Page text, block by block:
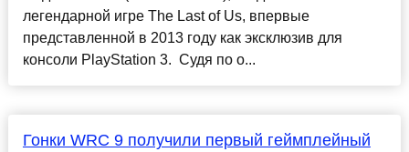
легендарной игре The Last of Us, впервые
представленной в 2013 году как эксклюзив для
консоли PlayStation 3. Судя по о...
Гонки WRC 9 получили первый геймплейный